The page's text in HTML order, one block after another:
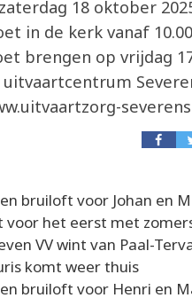
18 oktober
in de kerk vanaf
brengen op vrijdag
uitvaartcentrum
bruiloft voor Johan en
voor het eerst met
VV wint van Paal-
komt weer thuis
bruiloft voor Henri en